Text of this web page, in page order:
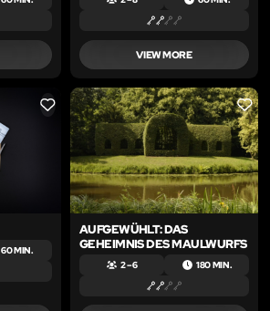
VIEW MORE
LIKE
60 MIN.
LIKE
AUFGEWÜHLT: DAS
GEHEIMNIS DES MAULWURFS
2 – 6 180 MIN.